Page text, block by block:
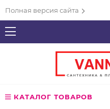
Полная версия сайта
КАТАЛОГ ТОВАРОВ